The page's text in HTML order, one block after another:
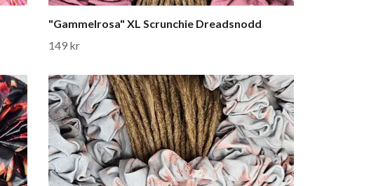
"Gammelrosa" XL Scrunchie Dreadsnodd
149 kr